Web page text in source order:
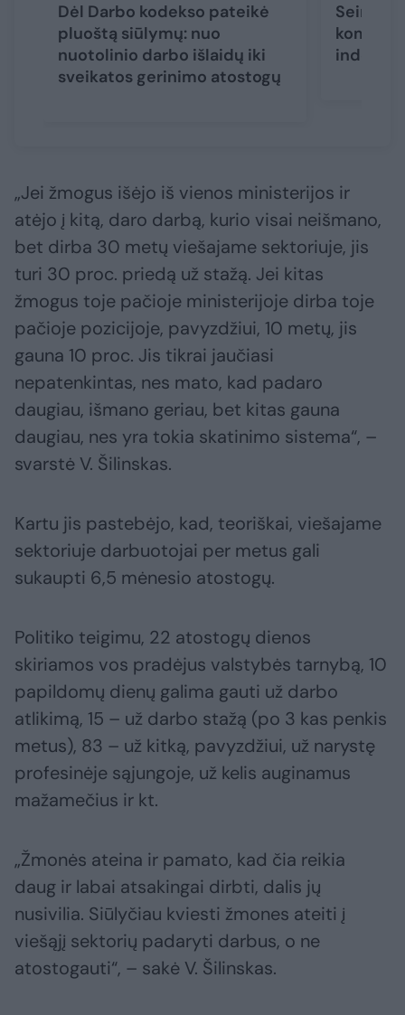
Dėl Darbo kodekso pateikė
pluoštą siūlymų: nuo
nuotolinio darbo išlaidų iki
sveikatos gerinimo atostogų
Seimas
„Jei žmogus išėjo iš vienos ministerijos ir
atėjo į kitą, daro darbą, kurio visai neišmano,
bet dirba 30 metų viešajame sektoriuje, jis
turi 30 proc. priedą už stažą. Jei kitas
žmogus toje pačioje ministerijoje dirba toje
pačioje pozicijoje, pavyzdžiui, 10 metų, jis
gauna 10 proc. Jis tikrai jaučiasi
nepatenkintas, nes mato, kad padaro
daugiau, išmano geriau, bet kitas gauna
daugiau, nes yra tokia skatinimo sistema“, –
svarstė V. Šilinskas.
Kartu jis pastebėjo, kad, teoriškai, viešajame
sektoriuje darbuotojai per metus gali
sukaupti 6,5 mėnesio atostogų.
Politiko teigimu, 22 atostogų dienos
skiriamos vos pradėjus valstybės tarnybą, 10
papildomų dienų galima gauti už darbo
atlikimą, 15 – už darbo stažą (po 3 kas penkis
metus), 83 – už kitką, pavyzdžiui, už narystę
profesinėje sąjungoje, už kelis auginamus
mažamečius ir kt.
„Žmonės ateina ir pamato, kad čia reikia
daug ir labai atsakingai dirbti, dalis jų
nusivilia. Siūlyčiau kviesti žmones ateiti į
viešąjį sektorių padaryti darbus, o ne
atostogauti“, – sakė V. Šilinskas.